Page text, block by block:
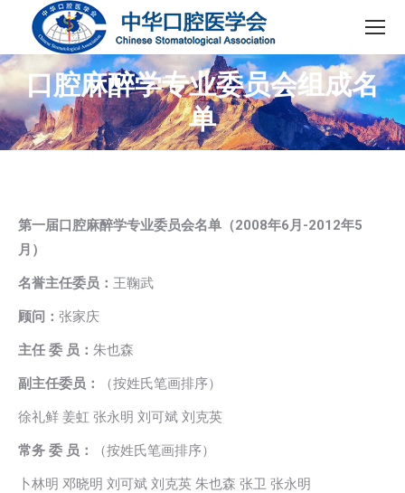
口腔麻醉学专业委员会组成名
单
第一届口腔麻醉学专业委员会名单（2008年6月-2012年5
月）
名誉主任委员： 王鞠武
顾问： 张家庆
主任 委 员： 朱也森
副主任委员： （按姓氏笔画排序）
徐礼鲜 姜虹 张永明 刘可斌 刘克英
常务 委 员： （按姓氏笔画排序）
卜林明 邓晓明 刘可斌 刘克英 朱也森 张卫 张永明